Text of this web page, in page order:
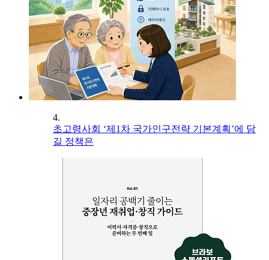
4.
초고령사회 ‘제1차 국가인구전략 기본계획’에 담
길 정책은